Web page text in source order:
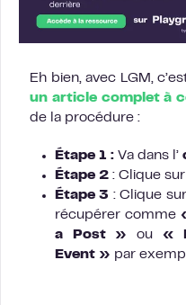
Eh bien, avec LGM,
un article complet à
de la procédure :
Étape 1 : Va dans l’
Étape 2 : Clique sur
Étape 3 : Clique
récupérer comme
a Post » ou
«
Event » par